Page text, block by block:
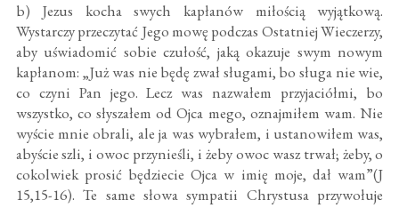
b) Jezus kocha swych kapłanów miłością wyjątkową.
Wystarczy przeczytać Jego mowę podczas Ostatniej Wieczerzy,
aby uświadomić sobie czułość, jaką okazuje swym nowym
kapłanom: „Już was nie będę zwał sługami, bo sługa nie wie,
co czyni Pan jego. Lecz was nazwałem przyjaciółmi, bo
wszystko, co słyszałem od Ojca mego, oznajmiłem wam. Nie
wyście mnie obrali, ale ja was wybrałem, i ustanowiłem was,
abyście szli, i owoc przynieśli, i żeby owoc wasz trwał; żeby, o
cokolwiek prosić będziecie Ojca w imię moje, dał wam”(J
15,15-16). Te same słowa sympatii Chrystusa przywołuje